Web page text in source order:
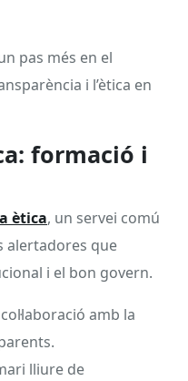
pas més en el
i l’ètica en
formació i
ètica, un servei comú
alertadores que
i el bon govern.
amb la
lliure de